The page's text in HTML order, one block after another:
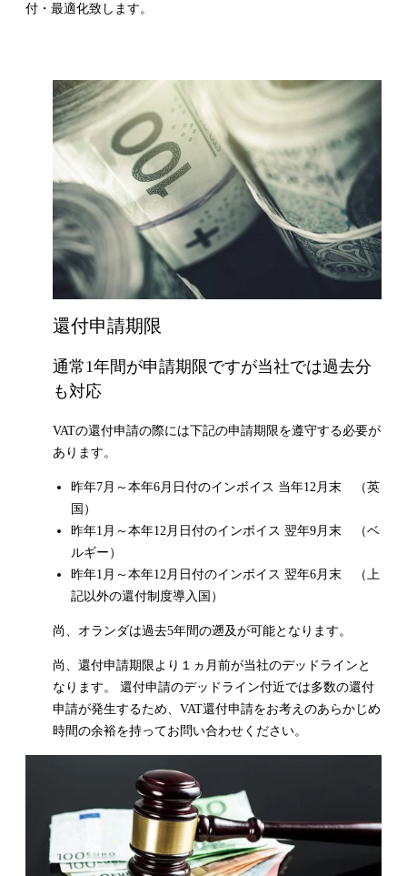
付・最適化致します。
還付申請期限
通常1年間が申請期限ですが当社では過去分
も対応
VATの還付申請の際には下記の申請期限を遵守する必要が
あります。
昨年7月～本年6月日付のインボイス 当年12月末 （英
国）
昨年1月～本年12月日付のインボイス 翌年9月末 （ベ
ルギー）
昨年1月～本年12月日付のインボイス 翌年6月末 （上
記以外の還付制度導入国）
尚、オランダは過去5年間の遡及が可能となります。
尚、還付申請期限より１ヵ月前が当社のデッドラインと
なります。 還付申請のデッドライン付近では多数の還付
申請が発生するため、VAT還付申請をお考えのあらかじめ
時間の余裕を持ってお問い合わせください。